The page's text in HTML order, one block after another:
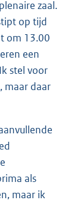
zaal.
op tijd
om 13.00
een
stel voor
maar daar
als
maar ik